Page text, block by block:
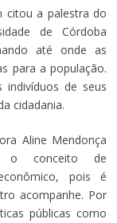
citou a palestra do
de Córdoba
até onde as
para a população.
de seus
cidadania.
Aline Mendonça
o conceito de
pois é
acompanhe. Por
públicas como